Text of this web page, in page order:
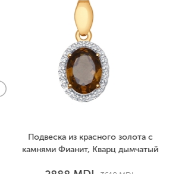
Подвеска из красного золота с
камнями Фианит, Кварц дымчатый